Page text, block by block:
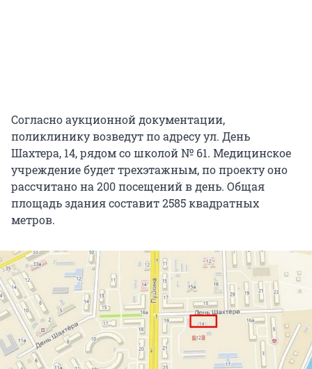
Согласно аукционной документации,
поликлинику возведут по адресу ул. День
Шахтера, 14, рядом со школой № 61. Медицинское
учреждение будет трехэтажным, по проекту оно
рассчитано на 200 посещений в день. Общая
площадь здания составит 2585 квадратных
метров.